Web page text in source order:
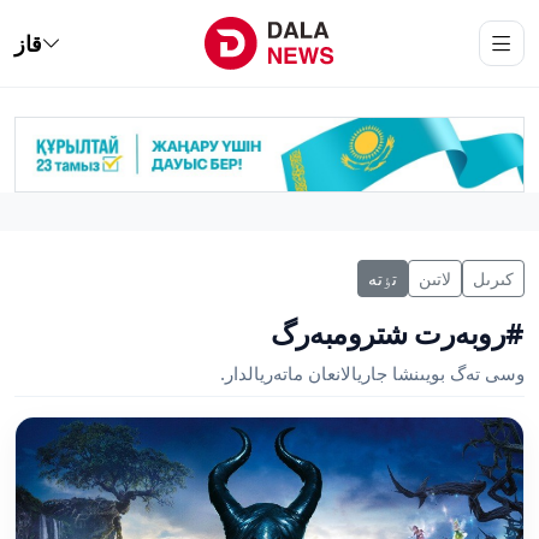
قاز
كىرىل لاتىن تٶتە
#روبەرت شترومبەرگ
وسى تەگ بويىنشا جاريالانعان ماتەريالدار.